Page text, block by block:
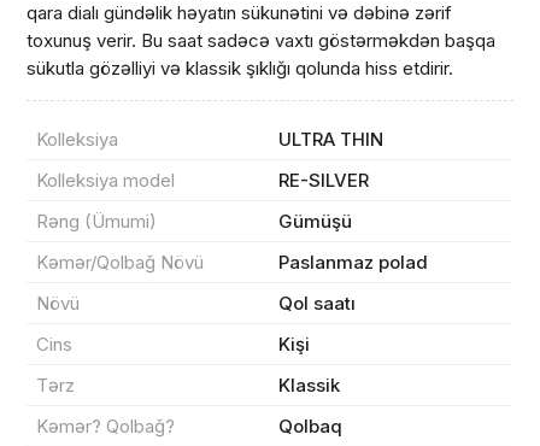
qara dialı gündəlik həyatın sükunətini və dəbinə zərif
toxunuş verir. Bu saat sadəcə vaxtı göstərməkdən başqa
sükutla gözəlliyi və klassik şıklığı qolunda hiss etdirir.
Kolleksiya
ULTRA THIN
Kolleksiya model
RE-SILVER
Rəng (Ümumi)
Gümüşü
Kəmər/Qolbağ Növü
Paslanmaz polad
Növü
Qol saatı
Cins
Kişi
Tərz
Klassik
Kəmər? Qolbağ?
Qolbaq
Məhsul(lar) səbətə əlavə edildi
Sifarişin detalları